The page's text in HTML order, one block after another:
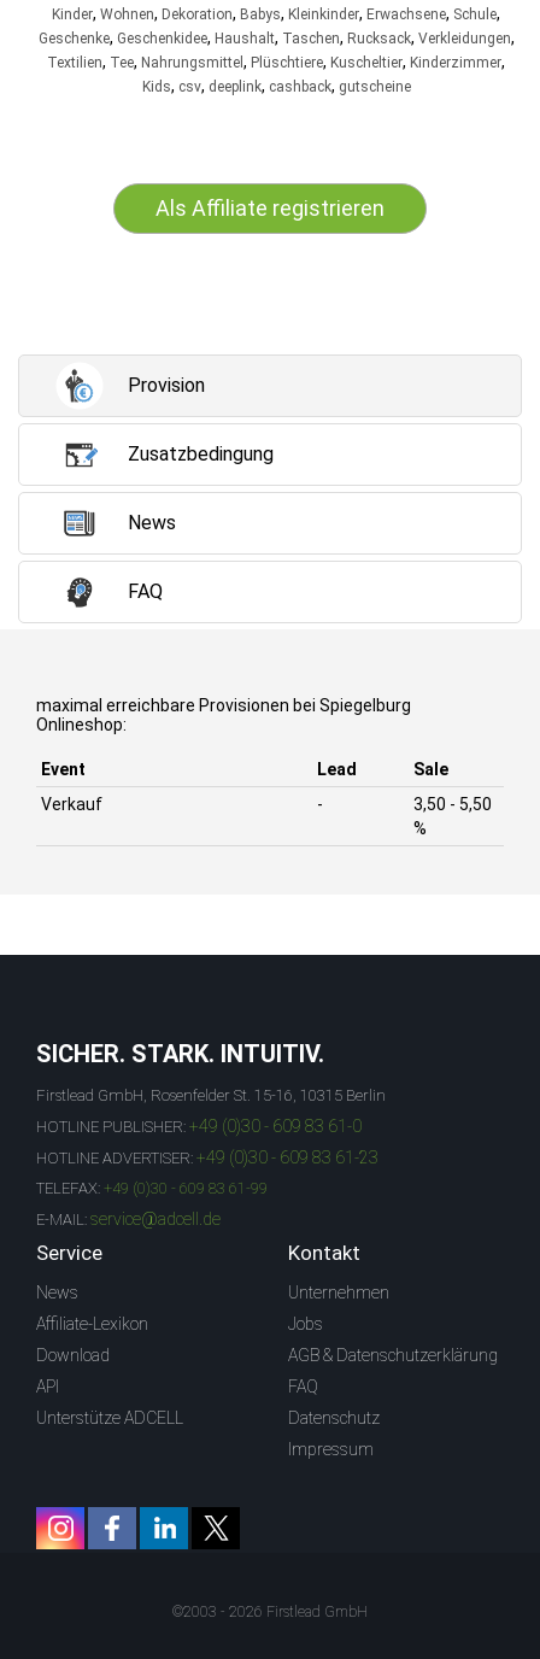
Kinder, Wohnen, Dekoration, Babys, Kleinkinder, Erwachsene, Schule,
Geschenke, Geschenkidee, Haushalt, Taschen, Rucksack, Verkleidungen,
Textilien, Tee, Nahrungsmittel , Plüschtiere, Kuscheltier, Kinderzimmer,
Kids, csv, deeplink, cashback, gutscheine
Als Affiliate registrieren
Provision
Zusatzbedingung
News
FAQ
maximal erreichbare Provisionen bei Spiegelburg
Onlineshop:
Event Lead
Sale
Verkauf
-
3,50 - 5,50
%
SICHER. STARK. INTUITIV.
Firstlead GmbH, Rosenfelder St. 15-16, 10315 Berlin
HOTLINE PUBLISHER: +49 (0)30 - 609 83 61-0
HOTLINE ADVERTISER: +49 (0)30 - 609 83 61-23
TELEFAX: +49 (0)30 - 609 83 61-99
E-MAIL: service@adcell.de
Service
News
Affiliate-Lexikon
Download
API
Unterstütze ADCELL
Kontakt
Unternehmen
Jobs
AGB & Datenschutzerklärung
FAQ
Datenschutz
Impressum
©2003 - 2026 Firstlead GmbH